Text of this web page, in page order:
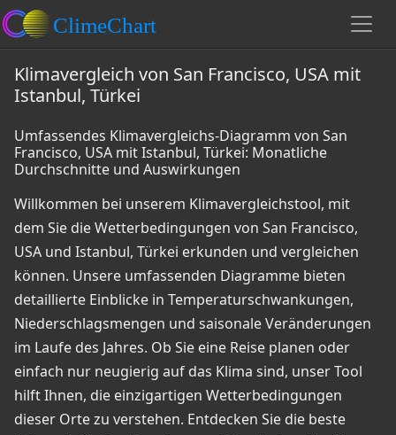
Klimavergleich von San Francisco, USA mit
Istanbul, Türkei
Umfassendes Klimavergleichs-Diagramm von San
Francisco, USA mit Istanbul, Türkei: Monatliche
Durchschnitte und Auswirkungen
Willkommen bei unserem Klimavergleichstool, mit
dem Sie die Wetterbedingungen von San Francisco,
USA und Istanbul, Türkei erkunden und vergleichen
können. Unsere umfassenden Diagramme bieten
detaillierte Einblicke in Temperaturschwankungen,
Niederschlagsmengen und saisonale Veränderungen
im Laufe des Jahres. Ob Sie eine Reise planen oder
einfach nur neugierig auf das Klima sind, unser Tool
hilft Ihnen, die einzigartigen Wetterbedingungen
dieser Orte zu verstehen. Entdecken Sie die beste